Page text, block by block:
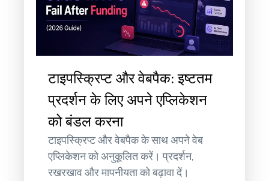
टाइपस्क्रिप्ट और वेबपैक: इष्टतम
प्रदर्शन के लिए अपने एप्लिकेशन
को बंडल करना
टाइपस्क्रिप्ट और वेबपैक के साथ अपने वेब
एप्लिकेशन को अनुकूलित करें। प्रदर्शन,
रखरखाव और मापनीयता को बढ़ावा दें।